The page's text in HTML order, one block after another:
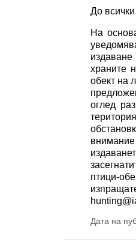
До
На
храните
обект на
оглед
внимание
птици-
Дата на